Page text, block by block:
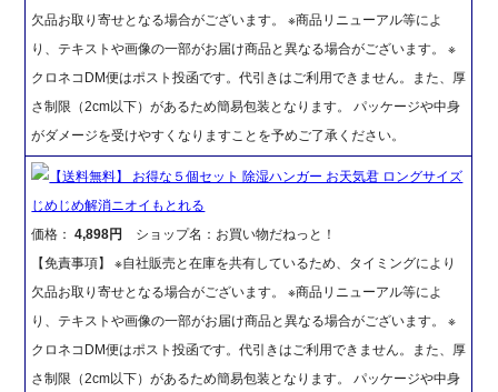
欠品お取り寄せとなる場合がございます。 ※商品リニューアル等によ
り、テキストや画像の一部がお届け商品と異なる場合がございます。 ※
クロネコDM便はポスト投函です。代引きはご利用できません。また、厚
さ制限（2cm以下）があるため簡易包装となります。 パッケージや中身
がダメージを受けやすくなりますことを予めご了承ください。
【送料無料】 お得な５個セット 除湿ハンガー お天気君 ロングサイズ
じめじめ解消ニオイもとれる
価格：4,898円
ショップ名：お買い物だねっと！
【免責事項】 ※自社販売と在庫を共有しているため、タイミングにより
欠品お取り寄せとなる場合がございます。 ※商品リニューアル等によ
り、テキストや画像の一部がお届け商品と異なる場合がございます。 ※
クロネコDM便はポスト投函です。代引きはご利用できません。また、厚
さ制限（2cm以下）があるため簡易包装となります。 パッケージや中身